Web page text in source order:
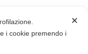
✕
i cookie premendo i
.